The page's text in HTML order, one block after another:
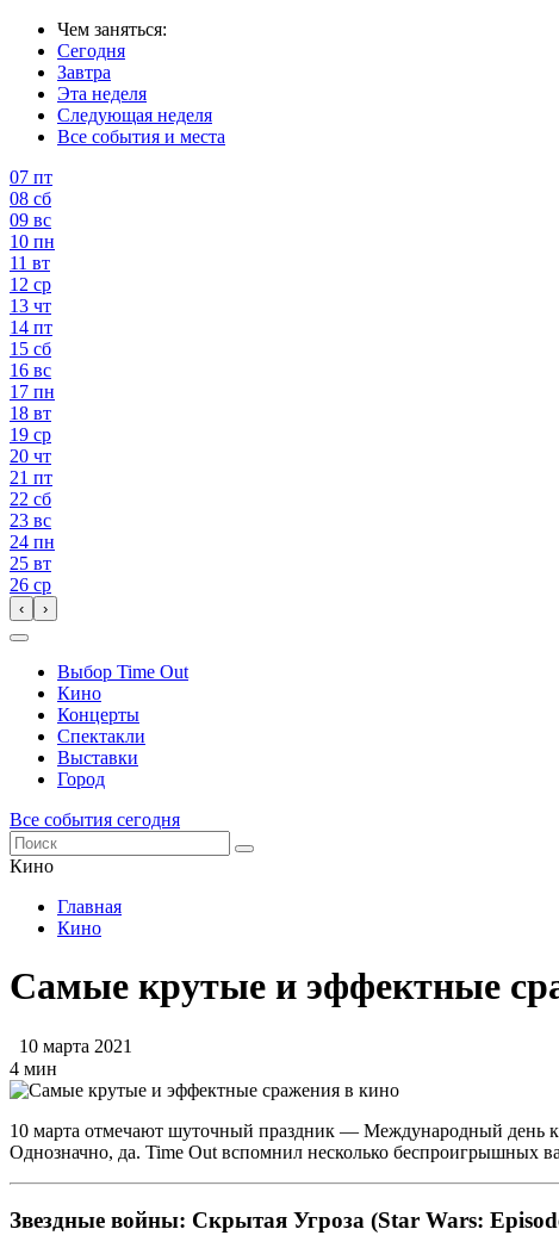
Чем заняться:
Сегодня
Завтра
Эта неделя
Следующая неделя
Все события и места
07 пт
08 сб
09 вс
10 пн
11 вт
12 ср
13 чт
14 пт
15 сб
16 вс
17 пн
18 вт
19 ср
20 чт
21 пт
22 сб
23 вс
24 пн
25 вт
26 ср
‹ ›
Выбор Time Out
Кино
Концерты
Спектакли
Выставки
Город
Все события сегодня
Кино
Главная
Кино
Самые крутые и эффектные
10 марта 2021
4 мин
10 марта отмечают шуточный праздник — Международный день
Однозначно, да. Time Out вспомнил несколько беспроигрышных
Звездные войны: Скрытая Угроза (Star Wars: